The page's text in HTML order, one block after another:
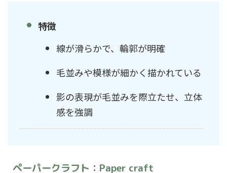
特徴
線が滑らかで、輪郭が明確
毛並みや模様が細かく描かれている
影の表現が毛並みを際立たせ、立体
感を強調
ペーパークラフト：Paper craft